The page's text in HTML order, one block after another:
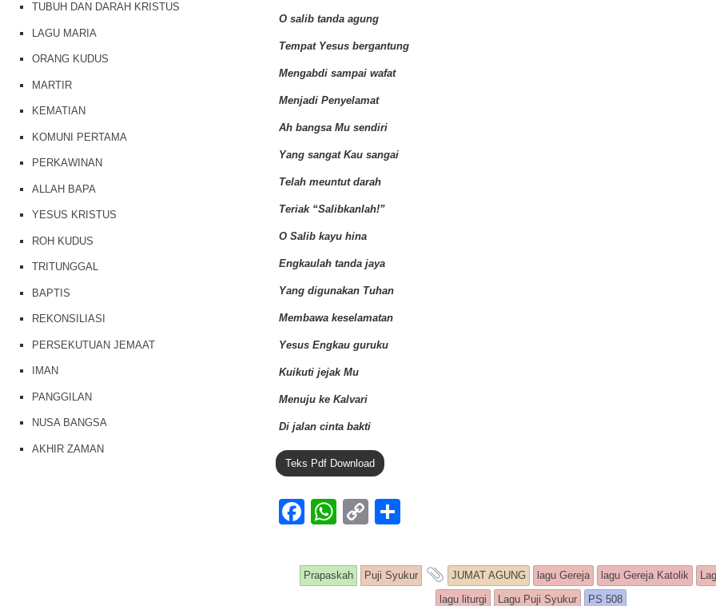
k
O salib tanda agung
Tempat Yesus bergantung
Mengabdi sampai wafat
Menjadi Penyelamat
Ah bangsa Mu sendiri
Yang sangat Kau sangai
Telah meuntut darah
Teriak “Salibkanlah!”
O Salib kayu hina
Engkaulah tanda jaya
Yang digunakan Tuhan
Membawa keselamatan
Yesus Engkau guruku
Kuikuti jejak Mu
Menuju ke Kalvari
Di jalan cinta bakti
Teks Pdf Download
F
c
e
W
at
s
C
p
y
ar
e
Prapaskah Puji Syukur and tagged
JUMAT AGUNG lagu Gereja lagu Gereja Katolik
lagu liturgi
Lagu Puji Syukur PS 508
TUBUH DAN DARAH KRISTUS
LAGU MARIA
ORANG KUDUS
MARTIR
KEMATIAN
KOMUNI PERTAMA
PERKAWINAN
ALLAH BAPA
YESUS KRISTUS
ROH KUDUS
TRITUNGGAL
BAPTIS
REKONSILIASI
PERSEKUTUAN JEMAAT
IMAN
PANGGILAN
NUSA BANGSA
AKHIR ZAMAN